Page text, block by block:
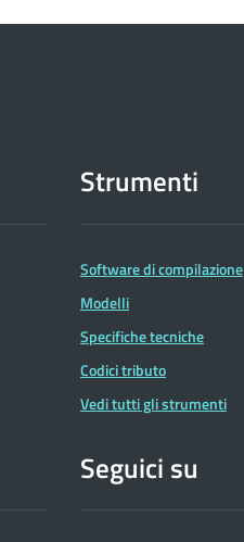
Strumenti
Software di compilazione
Modelli
Specifiche tecniche
Codici tributo
Vedi tutti gli strumenti
Seguici su